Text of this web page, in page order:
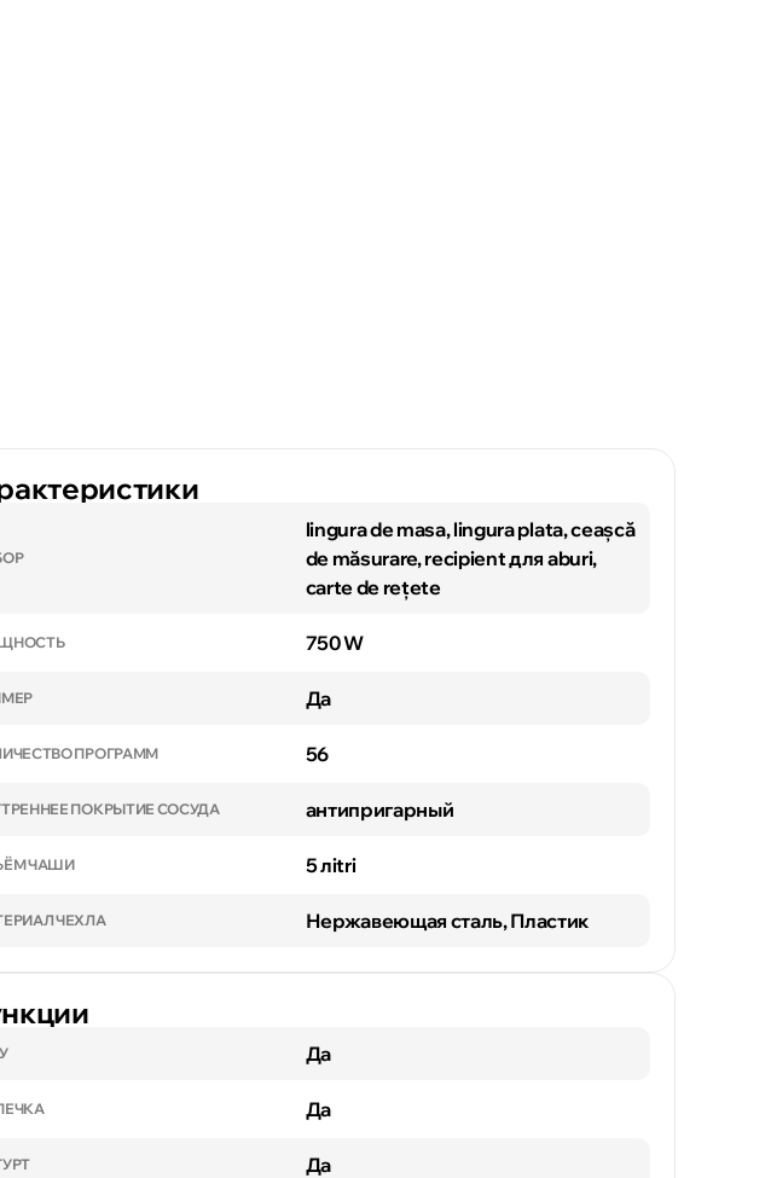
lingura de masa, lingura plata, ceașcă
de măsurare, recipient для aburi,
carte de rețete
750 W
Да
ПРОГРАММ 56
ПОКРЫТИЕ СОСУДА антипригарный
ЧАШИ 5 лitri
ЧЕХЛА Нержавеющая сталь, Пластик
Да
Да
Да